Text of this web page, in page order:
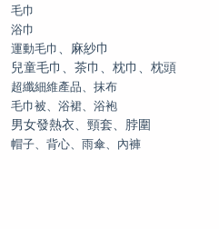
毛巾
浴巾
運動毛巾
、麻紗巾
兒童毛巾、茶巾、枕巾、枕頭
超纖細維產品、抹布
毛巾被、浴裙、浴袍
男女發熱衣、頸套、脖圍
帽子、背心、雨傘、內褲